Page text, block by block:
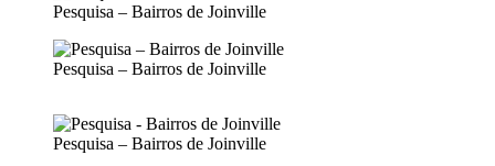
Pesquisa – Bairros de Joinville
Pesquisa – Bairros de Joinville
Pesquisa – Bairros de Joinville